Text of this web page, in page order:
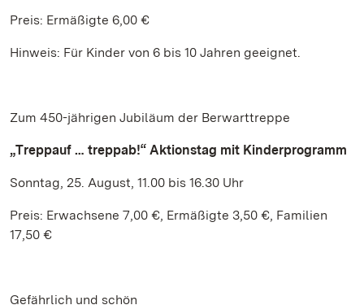
Preis: Ermäßigte 6,00 €
Hinweis: Für Kinder von 6 bis 10 Jahren geeignet.
Zum 450-jährigen Jubiläum der Berwarttreppe
„Treppauf … treppab!“ Aktionstag mit Kinderprogramm
Sonntag, 25. August, 11.00 bis 16.30 Uhr
Preis: Erwachsene 7,00 €, Ermäßigte 3,50 €, Familien
17,50 €
Gefährlich und schön